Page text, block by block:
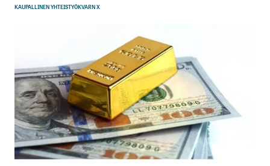
KAUPALLINEN YHTEISTYÖKVARN X